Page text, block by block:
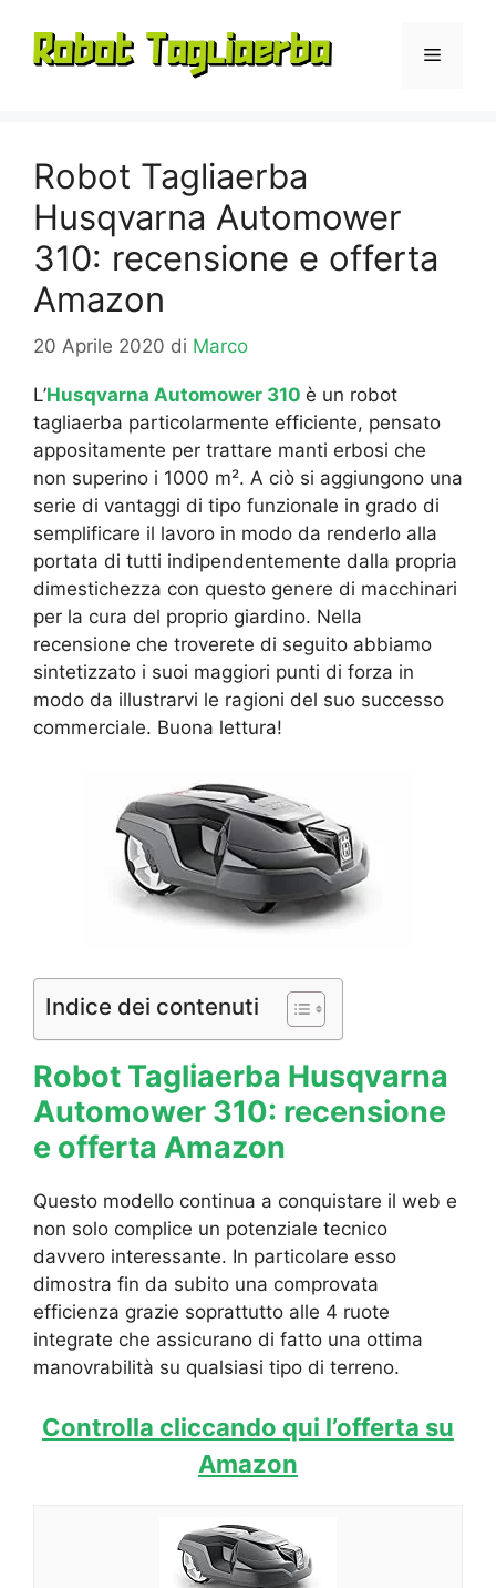
contenuto
Menu
Robot Tagliaerba
Husqvarna Automower
310: recensione e offerta
Amazon
20 Aprile 2020 di Marco
L’Husqvarna Automower 310 è un robot
tagliaerba particolarmente efficiente, pensato
appositamente per trattare manti erbosi che
non superino i 1000 m². A ciò si aggiungono una
serie di vantaggi di tipo funzionale in grado di
semplificare il lavoro in modo da renderlo alla
portata di tutti indipendentemente dalla propria
dimestichezza con questo genere di macchinari
per la cura del proprio giardino. Nella
recensione che troverete di seguito abbiamo
sintetizzato i suoi maggiori punti di forza in
modo da illustrarvi le ragioni del suo successo
commerciale. Buona lettura!
Indice dei contenuti
Robot Tagliaerba Husqvarna
Automower 310: recensione
e offerta Amazon
Questo modello continua a conquistare il web e
non solo complice un potenziale tecnico
davvero interessante. In particolare esso
dimostra fin da subito una comprovata
efficienza grazie soprattutto alle 4 ruote
integrate che assicurano di fatto una ottima
manovrabilità su qualsiasi tipo di terreno.
Controlla cliccando qui l’offerta su
Amazon